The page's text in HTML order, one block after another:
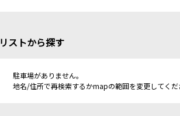
リストから探す
駐車場がありません。
地名/住所で再検索するかmapの範囲を変更してくだ